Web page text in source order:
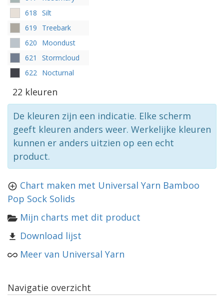
618 Silt
619
Treebark
620
Moondust
621
Stormcloud
622 Nocturnal
22 kleuren
De kleuren zijn een indicatie. Elke scherm
geeft kleuren anders weer. Werkelijke kleuren
kunnen er anders uitzien op een echt
product.
Chart maken met Universal Yarn Bamboo
Pop Sock Solids
Mijn charts met dit product
Download lijst
Meer van Universal Yarn
Navigatie overzicht